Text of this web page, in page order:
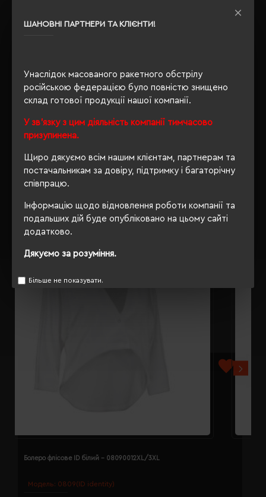
ШАНОВНІ ПАРТНЕРИ ТА КЛІЄНТИ!
Унаслідок масованого ракетного обстрілу
російською федерацією було повністю знищено
склад готової продукції нашої компанії.
У зв'язку з цим діяльність компанії тимчасово
призупинена.
Щиро дякуємо всім нашим клієнтам, партнерам та
постачальникам за довіру, підтримку і багаторічну
співпрацю.
Інформацію щодо відновлення роботи компанії та
подальших дій буде опубліковано на цьому сайті
додатково.
Дякуємо за розуміння.
Більше не показувати.
Recycled Standard
ВІДГУКИ
Модель: 0809(ID identity)
Болеро флісове ID білий - 08090012XL/3XL